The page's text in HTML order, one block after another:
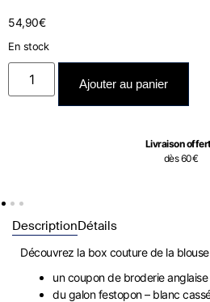
54,90€
En stock
Ajouter au panier
Livraison
dès 60€
DescriptionDétails
Découvrez la box couture de la
un coupon de broderie anglaise
du galon festopon – blanc